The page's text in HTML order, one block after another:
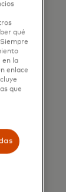
qué
en la
enlace
que